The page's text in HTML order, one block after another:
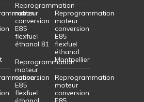
Reprogrammation
moteur
conversion
E85
flexfuel
éthanol 81
Reprogrammation
moteur
conversion
E85
flexfuel
Reprogrammation
moteur
conversion
E85
flexfuel
éthanol
Montpellier
Reprogrammation
moteur
conversion